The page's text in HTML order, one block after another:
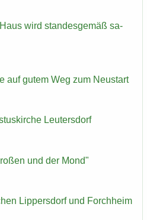
wird stan­des­ge­mäß sa­
auf gutem Weg zum Neu­start
Leu­ters­dorf
und der Mond"
Lip­pers­dorf und Forch­heim